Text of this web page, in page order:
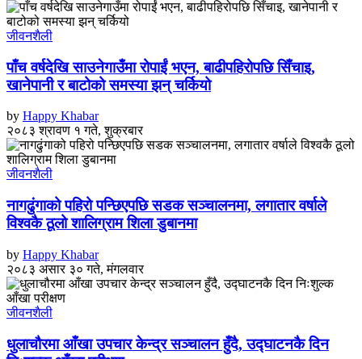
जीवनशैली
पाँच वर्षदेखि साउनेगाउँमा रोपाईं भएन, बाढीपहिरोपछि सिँचाइ,
खानेपानी र बाटोको समस्या झन् चर्कियो
by Happy Khabar
२०८३ श्रावण १ गते, शुक्रबार
जीवनशैली
नागढुंगाको पहिरो पन्छिएपछि सडक सञ्चालनमा, लगातार वर्षाले
विश्वकै ठूलो शालिग्राम शिला डुबानमा
by Happy Khabar
२०८३ असार ३० गते, मंगलवार
जीवनशैली
धुलाचौरमा आँखा उपचार केन्द्र सञ्चालन हुँदै, उद्घाटनकै दिन